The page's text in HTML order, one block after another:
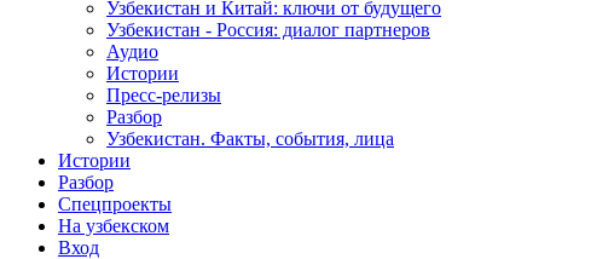
Узбекистан и Китай: ключи от будущего
Узбекистан - Россия: диалог партнеров
Аудио
Истории
Пресс-релизы
Разбор
Узбекистан. Факты, события, лица
Истории
Разбор
Спецпроекты
На узбекском
Вход